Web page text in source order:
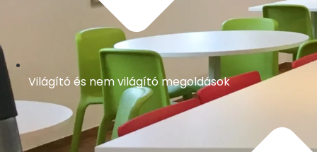
Világító és nem világító megoldások